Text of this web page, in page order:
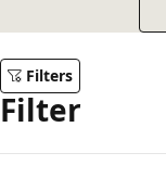
Filters
Filter